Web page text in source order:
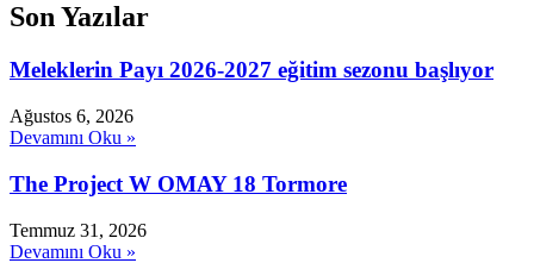
Son Yazılar
Meleklerin Payı 2026-2027 eğitim sezonu başlıyor
Ağustos 6, 2026
Devamını Oku »
The Project W OMAY 18 Tormore
Temmuz 31, 2026
Devamını Oku »